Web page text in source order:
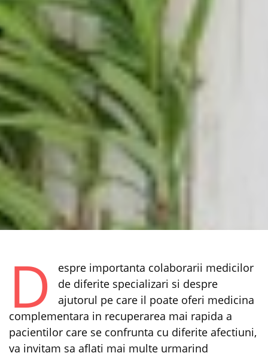
D
espre importanta colaborarii medicilor
de diferite specializari si despre
ajutorul pe care il poate oferi medicina
complementara in recuperarea mai rapida a
pacientilor care se confrunta cu diferite afectiuni,
va invitam sa aflati mai multe urmarind